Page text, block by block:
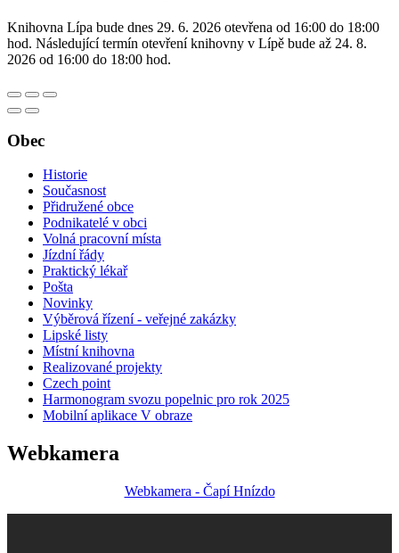
Knihovna Lípa bude dnes 29. 6. 2026 otevřena od 16:00 do 18:00
hod. Následující termín otevření knihovny v Lípě bude až 24. 8.
2026 od 16:00 do 18:00 hod.
Obec
Historie
Současnost
Přidružené obce
Podnikatelé v obci
Volná pracovní místa
Jízdní řády
Praktický lékař
Pošta
Novinky
Výběrová řízení - veřejné zakázky
Lipské listy
Místní knihovna
Realizované projekty
Czech point
Harmonogram svozu popelnic pro rok 2025
Mobilní aplikace V obraze
Webkamera
Webkamera - Čapí Hnízdo